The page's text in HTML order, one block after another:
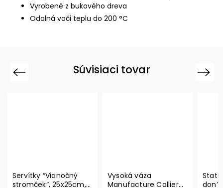
Vyrobené z bukového dreva
Odolná voči teplu do 200 °C
Súvisiaci tovar
Previous
Servítky “Vianočný
stromček”, 25x25cm,
Vysoká váza
Manufacture Collier
Next